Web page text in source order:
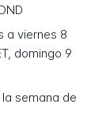
a viernes 8
domingo 9
semana de